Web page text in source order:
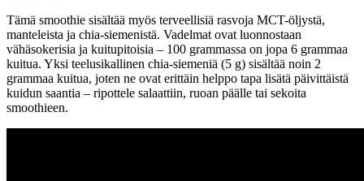
Tämä smoothie sisältää myös terveellisiä rasvoja MCT-öljystä,
manteleista ja chia-siemenistä. Vadelmat ovat luonnostaan
vähäsokerisia ja kuitupitoisia – 100 grammassa on jopa 6 grammaa
kuitua. Yksi teelusikallinen chia-siemeniä (5 g) sisältää noin 2
grammaa kuitua, joten ne ovat erittäin helppo tapa lisätä päivittäistä
kuidun saantia – ripottele salaattiin, ruoan päälle tai sekoita
smoothieen.